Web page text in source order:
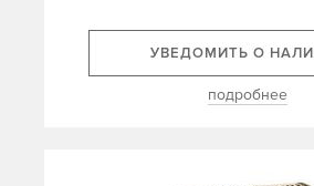
УВЕДОМИТЬ О
подробнее